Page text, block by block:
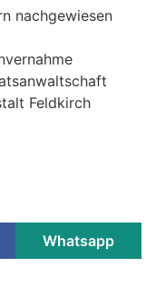
nachgewiesen
Feldkirch
Whatsapp